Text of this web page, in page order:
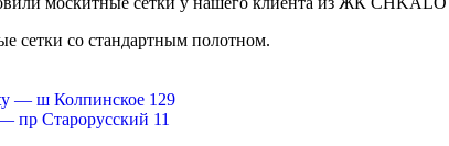
сетки со стандартным полотном.
— ш Колпинское 129
Старорусский 11